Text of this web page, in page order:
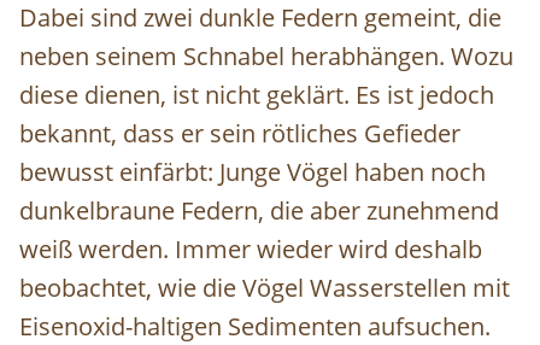
Dabei sind zwei dunkle Federn gemeint, die
neben seinem Schnabel herabhängen. Wozu
diese dienen, ist nicht geklärt. Es ist jedoch
bekannt, dass er sein rötliches Gefieder
bewusst einfärbt: Junge Vögel haben noch
dunkelbraune Federn, die aber zunehmend
weiß werden. Immer wieder wird deshalb
beobachtet, wie die Vögel Wasserstellen mit
Eisenoxid-haltigen Sedimenten aufsuchen.